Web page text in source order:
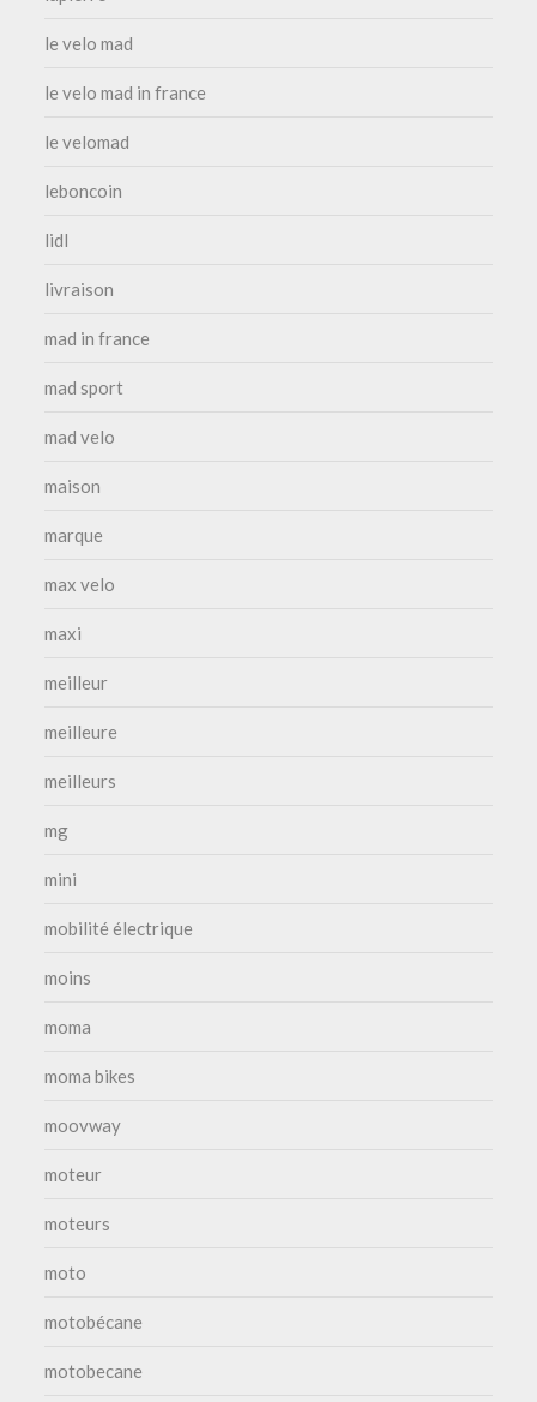
le velo mad
le velo mad in france
le velomad
leboncoin
lidl
livraison
mad in france
mad sport
mad velo
maison
marque
max velo
maxi
meilleur
meilleure
meilleurs
mg
mini
mobilité électrique
moins
moma
moma bikes
moovway
moteur
moteurs
moto
motobécane
motobecane